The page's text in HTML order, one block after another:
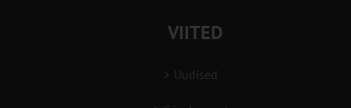
VIITED
Uudised